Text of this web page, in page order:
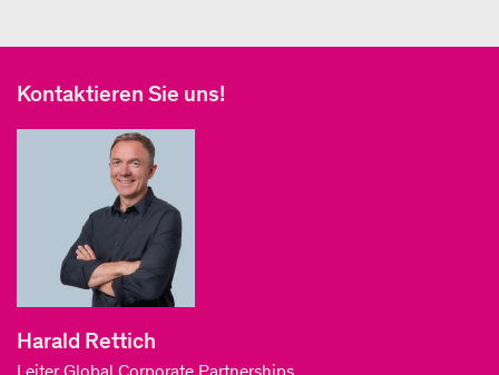
Kontaktieren Sie uns!
Harald Rettich